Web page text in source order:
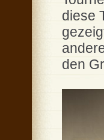
diese
den